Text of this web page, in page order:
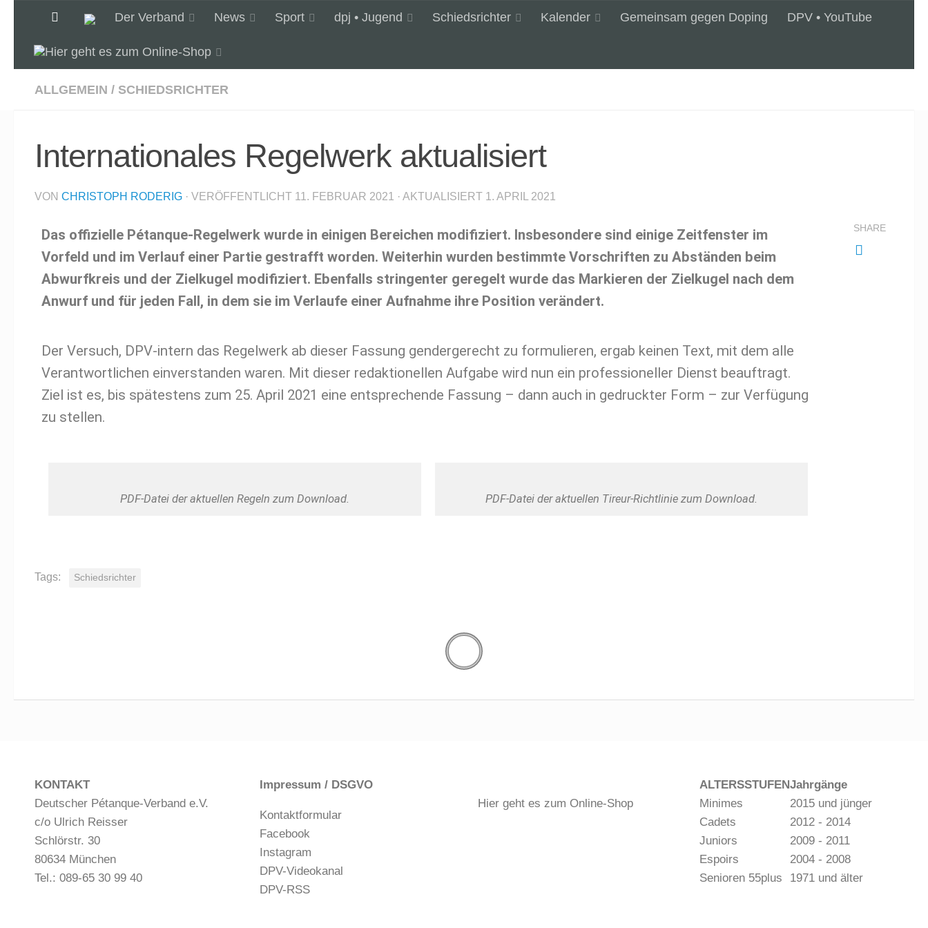
Unter dem InhaltDer Verband News Sport dpj • Jugend Schiedsrichter Kalender Gemeinsam gegen Doping DPV • YouTube
ALLGEMEIN / SCHIEDSRICHTER
Internationales Regelwerk aktualisiert
VON CHRISTOPH RODERIG · VERÖFFENTLICHT 11. FEBRUAR 2021 · AKTUALISIERT 1. APRIL 2021
Das offizielle Pétanque-Regelwerk wurde in einigen Bereichen modifiziert. Insbesondere sind einige Zeitfenster im
Vorfeld und im Verlauf einer Partie gestrafft worden. Weiterhin wurden bestimmte Vorschriften zu Abständen beim
Abwurfkreis und der Zielkugel modifiziert. Ebenfalls stringenter geregelt wurde das Markieren der Zielkugel nach dem
Anwurf und für jeden Fall, in dem sie im Verlaufe einer Aufnahme ihre Position verändert.
Der Versuch, DPV-intern das Regelwerk ab dieser Fassung gendergerecht zu formulieren, ergab keinen Text, mit dem alle
Verantwortlichen einverstanden waren. Mit dieser redaktionellen Aufgabe wird nun ein professioneller Dienst beauftragt.
Ziel ist es, bis spätestens zum 25. April 2021 eine entsprechende Fassung – dann auch in gedruckter Form – zur Verfügung
zu stellen.
PDF-Datei der aktuellen Regeln zum Download. PDF-Datei der aktuellen Tireur-Richtlinie zum Download.
SHARE
Tags: Schiedsrichter
KONTAKT
Deutscher Pétanque-Verband e.V.
c/o Ulrich Reisser
Schlörstr. 30
80634 München
Tel.: 089-65 30 99 40
Impressum / DSGVO
Kontaktformular
Facebook
Instagram
DPV-Videokanal
DPV-RSS
Hier geht es zum Online-Shop
ALTERSSTUFENJahrgänge
Minimes
2015 und jünger
Cadets
2012 - 2014
Juniors
2009 - 2011
Espoirs
2004 - 2008
Senioren 55plus
1971 und älter